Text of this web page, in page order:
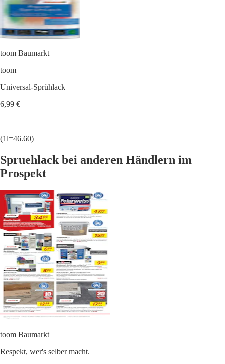
toom Baumarkt
toom
Universal-Sprühlack
6,99 €
(1l=46.60)
Spruehlack bei anderen Händlern im
Prospekt
toom Baumarkt
Respekt, wer's selber macht.